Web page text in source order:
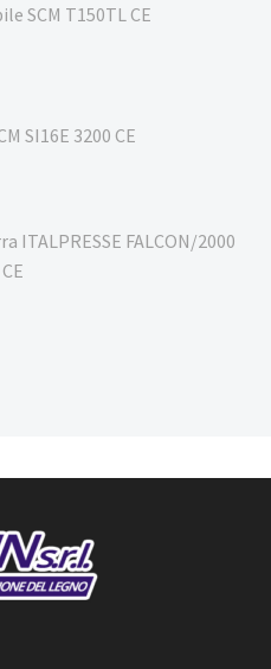
SCM T150TL CE
SI16E 3200 CE
ITALPRESSE FALCON/2000